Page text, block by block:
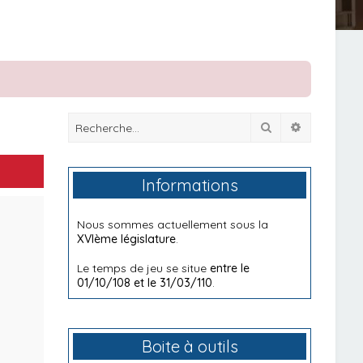
Rechercher
Informations
Nous sommes actuellement sous la
XVIème législature.
Le temps de jeu se situeentre le
01/10/108 et le 31/03/110.
Boite à outils